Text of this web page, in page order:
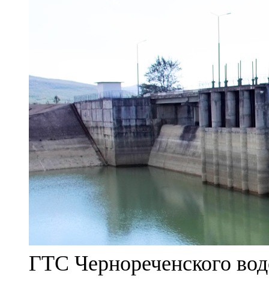
ГТС Чернореченского